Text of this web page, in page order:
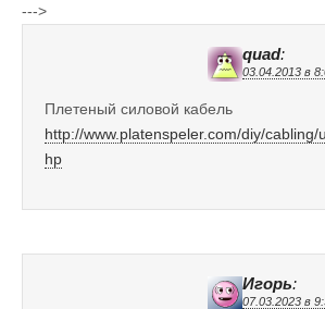
--->
quad:
03.04.2013 в
Плетеный силовой кабель
http://www.platenspeler.com/diy/
hp
Игорь:
07.03.2023 в